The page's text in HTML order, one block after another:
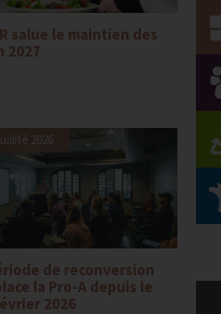
salue le maintien des
2027
de reconversion
la Pro-A depuis le
2026
2026